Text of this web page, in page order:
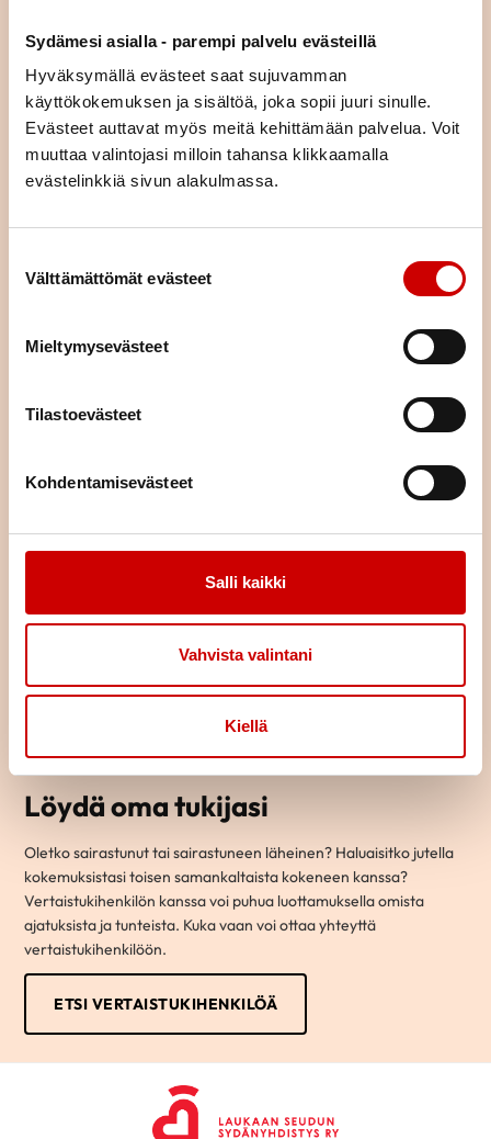
Sydämesi asialla - parempi palvelu evästeillä
Hyväksymällä evästeet saat sujuvamman
käyttökokemuksen ja sisältöä, joka sopii juuri sinulle.
Evästeet auttavat myös meitä kehittämään palvelua. Voit
muuttaa valintojasi milloin tahansa klikkaamalla
evästelinkkiä sivun alakulmassa.
Välttämättömät evästeet
Mieltymysevästeet
Tilastoevästeet
Kohdentamisevästeet
Salli kaikki
Vahvista valintani
Kiellä
Tutustu toimintaan alueellamme
osallistumaan tai vaikka järjestämään toimintaa – ihan miten
TUTUSTU TAPAHTUMAKALENTERIIN
Löydä oma tukijasi
Oletko sairastunut tai sairastuneen läheinen? Haluaisitko jutella
kokemuksistasi toisen samankaltaista kokeneen kanssa?
Vertaistukihenkilön kanssa voi puhua luottamuksella omista
ajatuksista ja tunteista. Kuka vaan voi ottaa yhteyttä
vertaistukihenkilöön.
ETSI VERTAISTUKIHENKILÖÄ